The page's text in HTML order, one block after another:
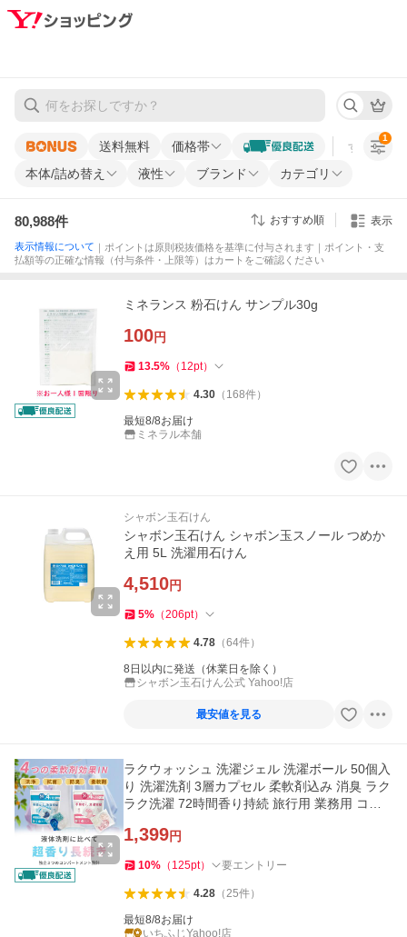
送料無料 価格帯 すべての条
本体/詰め替え 液性 ブランド カテゴリ
1
80,988件 おすすめ順 表示
表示情報について ｜ポイントは原則税抜価格を基準に付与されます｜ポイント・支
払額等の正確な情報（付与条件・上限等）はカートをご確認ください
ミネランス 粉石けん サンプル30g
100円
13.5% （ 12pt）
4.30（ 168件）
最短8/8お届け
ミネラル本舗
シャボン玉石けん
シャボン玉石けん シャボン玉スノール つめか
え用 5L 洗濯用石けん
4,510円
5% （206pt）
4.78（64件）
8日以内に発送（休業日を除く）
シャボン玉石けん公式 Yahoo!店
最安値を見る
ラクウォッシュ 洗濯ジェル 洗濯ボール 50個入
り 洗濯洗剤 3層カプセル 柔軟剤込み 消臭 ラク
ラク洗濯 72時間香り持続 旅行用 業務用 コン
1,399円
10% （ 125pt） 要エントリー
4.28（25件）
最短8/8お届け
いちふじYahoo!店